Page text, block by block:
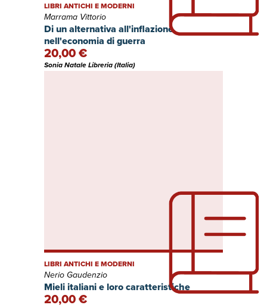
Di un alternativa all'inflazione
nell'economia di guerra
LIBRI ANTICHI E MODERNI
Marrama Vittorio
20,00 €
Sonia Natale Libreria (Italia)
Mieli italiani e loro caratteristiche
LIBRI ANTICHI E MODERNI
Nerio Gaudenzio
20,00 €